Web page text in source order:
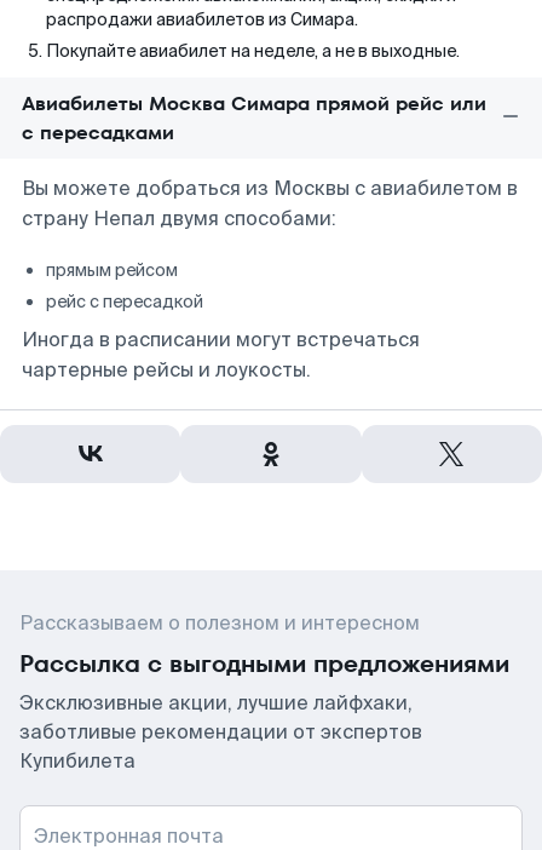
распродажи авиабилетов из Симара.
Покупайте авиабилет на неделе, а не в выходные.
Авиабилеты Москва Симара прямой рейс или
с пересадками
Вы можете добраться из Москвы с авиабилетом в
страну Непал двумя способами:
прямым рейсом
рейс с пересадкой
Иногда в расписании могут встречаться
чартерные рейсы и лоукосты.
Рассказываем о полезном и интересном
Рассылка с выгодными предложениями
Эксклюзивные акции, лучшие лайфхаки,
заботливые рекомендации от экспертов
Купибилета
Электронная почта